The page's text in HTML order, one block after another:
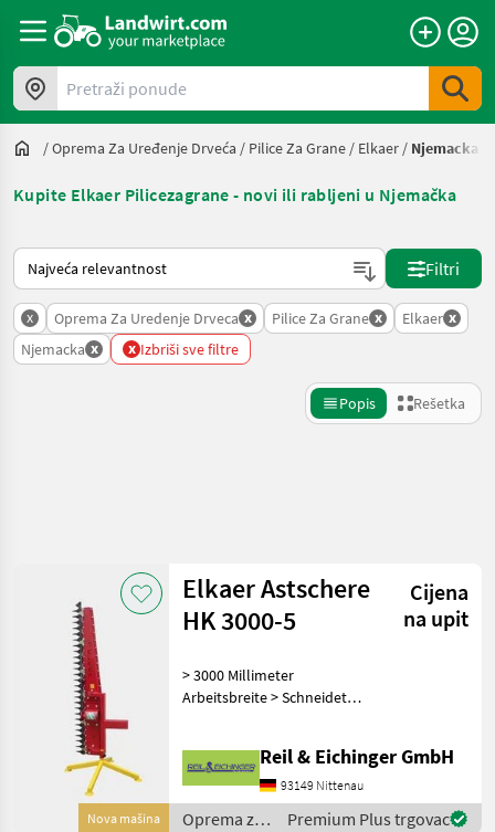
Pretraži ponude
/Oprema Za Uređenje Drveća / Pilice Za Grane / Elkaer / Njemacka
Kupite Elkaer Pilicezagrane - novi ili rabljeni u Njemačka
Tako se sortira na Landwirt.com
Filtri
x Oprema Za Uredenje Drveca x Pilice Za Grane x Elkaer x
Njemacka x x Izbriši sve filtre
Popis Rešetka
Kategorija 4 Država Filtri
TRENUTNA
STAZA
Šumarstvo
Oprema
Za
Uredenje
Drveca
Poništi
rezultata
Nova mašina
Elkaer Astschere
HK 3000-5
Cijena
na upit
> 3000 Millimeter
Arbeitsbreite > Schneidet
Kilogramm Eigengewicht >
Ideal zum Schneiden hoher
Hecken > Keine
Reil & Eichinger GmbH
93149 Nittenau
Oprema za
Premium Plus trgovac